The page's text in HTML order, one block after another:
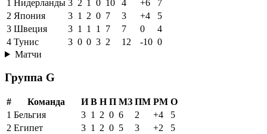
1 Нидерланды 3 2 1 0 10 4 +6
7
2 Япония 3 1 2 0 7 3 +4
5
3 Швеция 3 1 1 1 7 7 0
4
4 Тунис 3 0 0 3 2 12 -10 0
Матчи
Группа G
# Команда И В Н П МЗ ПМ РМ О
1 Бельгия 3 1 2 0 6 2 +4
5
2 Египет 3 1 2 0 5 3 +2
5